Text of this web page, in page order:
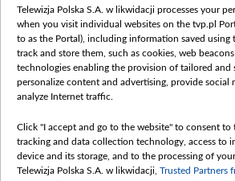
Бяспека
Youtube
Белсат news
Белсат Shorts
Жэстачайшы мульт
Belsat English
Biełsat PL
Telewizja Polska S.A. w likwidacji processes your
when you visit individual websites on the tvp.pl
to as the Portal), including information saved using
track and store them, such as cookies, web
technologies enabling the provision of tailored and
personalize content and advertising, provide social
analyze Internet traffic.
Click "I accept and go to the website" to consent to
tracking and data collection technology, access to
device and its storage, and to the processing of
Telewizja Polska S.A. w likwidacji, Trusted Partners